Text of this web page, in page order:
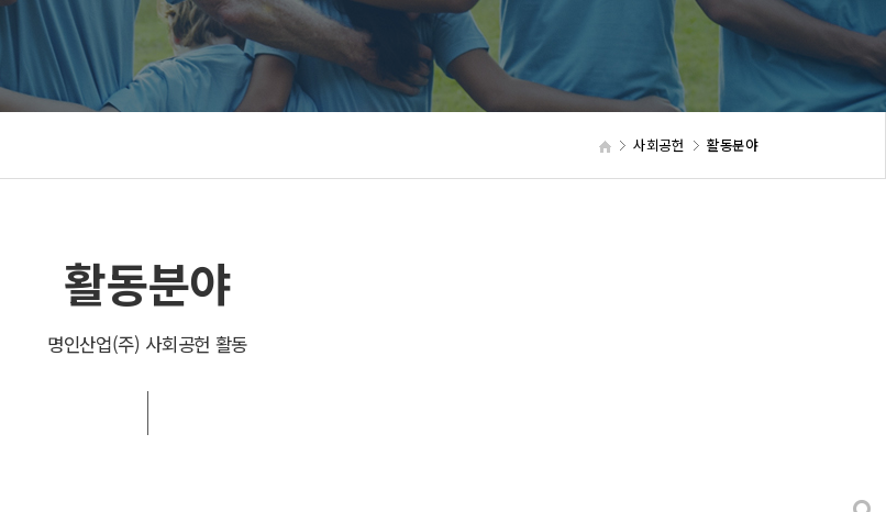
사회공헌 활동분야
활동분야
명인산업(주) 사회공헌 활동